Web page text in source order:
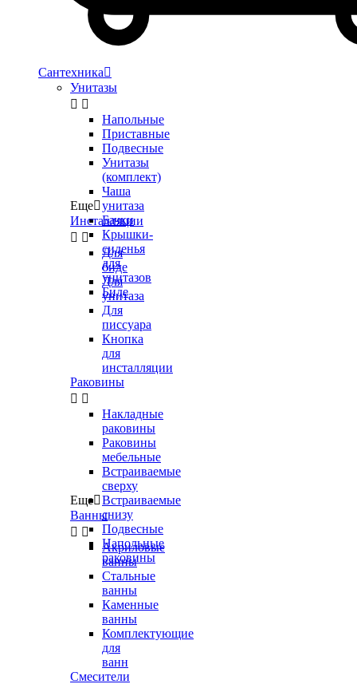
Сантехника
Унитазы
 
Напольные
Приставные
Подвесные
Унитазы
(комплект)
Чаша
унитаза
Бачки
Крышки-
сиденья
для
унитазов
Биде
Еще
Инсталляции
 
Для
биде
Для
унитаза
Для
писсуара
Кнопка
для
инсталляции
Раковины
 
Накладные
раковины
Раковины
мебельные
Встраиваемые
сверху
Встраиваемые
снизу
Подвесные
Напольные
раковины
Еще
Ванны
 
Акриловые
ванны
Стальные
ванны
Каменные
ванны
Комплектующие
для
ванн
Смесители